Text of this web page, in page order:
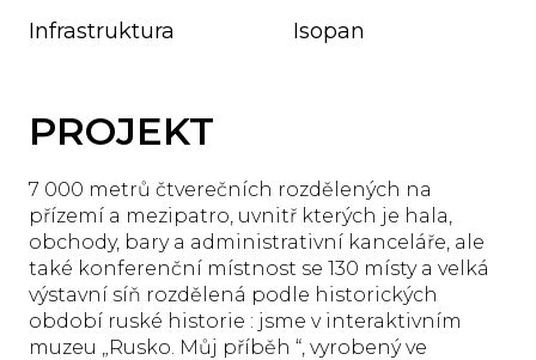
Infrastruktura Isopan
PROJEKT
7 000 metrů čtverečních rozdělených na
přízemí a mezipatro, uvnitř kterých je hala,
obchody, bary a administrativní kanceláře, ale
také konferenční místnost se 130 místy a velká
výstavní síň rozdělená podle historických
období ruské historie : jsme v interaktivním
muzeu „Rusko. Můj příběh “, vyrobený ve